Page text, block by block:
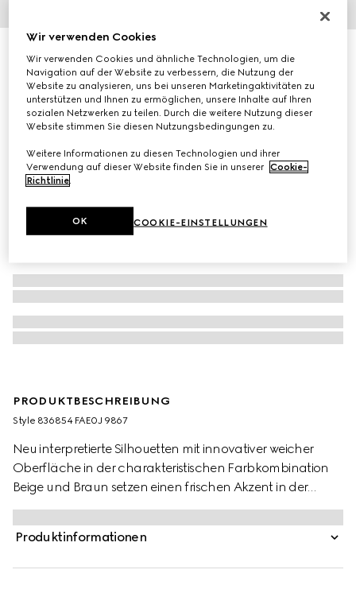
Ophidia Mini-Rucksack
CHF 1,010
PRODUKTBESCHREIBUNG
Style ‎836854 FAE0J 9867
Neu interpretierte Silhouetten mit innovativer weicher
Oberfläche in der charakteristischen Farbkombination
Beige und Braun setzen einen frischen Akzent in der
Ophidia Kollektion.
Produktinformationen
Wir verwenden Cookies
Wir verwenden Cookies und ähnliche Technologien, um die
Navigation auf der Website zu verbessern, die Nutzung der
Website zu analysieren, uns bei unseren Marketingaktivitäten zu
unterstützen und Ihnen zu ermöglichen, unsere Inhalte auf Ihren
sozialen Netzwerken zu teilen. Durch die weitere Nutzung dieser
Website stimmen Sie diesen Nutzungsbedingungen zu.
Weitere Informationen zu diesen Technologien und ihrer
Verwendung auf dieser Website finden Sie in unserer Cookie-
Richtlinie
COOKIE-EINSTELLUNGEN
OK